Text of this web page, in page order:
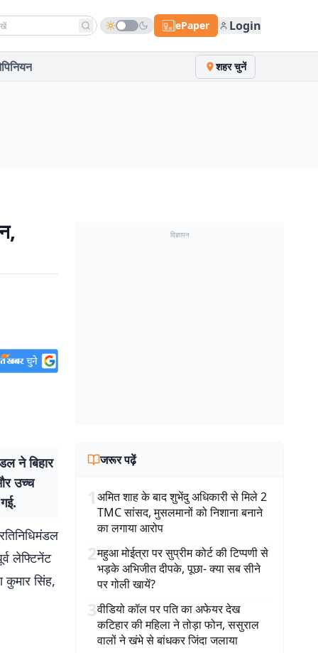
news ePaper Login
शहर चुनें
ने बिहार
उच्च
लेफ्टिनेंट
सिंह,
विज्ञापन
जरूर पढ़ें
1अमित शाह के बाद शुभेंदु अधिकारी से मिले 2
TMC सांसद, मुसलमानों को निशाना बनाने
का लगाया आरोप
2महुआ मोईत्रा पर सुप्रीम कोर्ट की टिप्पणी से
भड़के अभिजीत दीपके, पूछा- क्या सब सीने
पर गोली खायें?
3वीडियो कॉल पर पति का अफेयर देख
कटिहार की महिला ने तोड़ा फोन, ससुराल
वालों ने खंभे से बांधकर जिंदा जलाया